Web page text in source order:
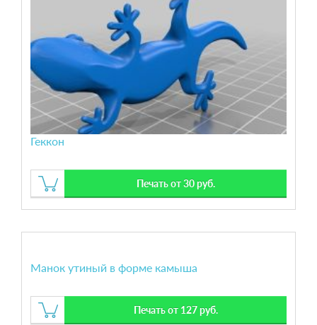
Геккон
Печать от 30 руб.
Манок утиный в форме камыша
Печать от 127 руб.